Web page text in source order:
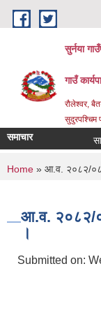
Skip to main content
सुर्नया
गाउँ
रौलेश्वर,
सुदुरपश्चिम
समाचार
You are
Home » आ.व. २०८२/०८३
आ.व. २०८२/
।
Submitted on: